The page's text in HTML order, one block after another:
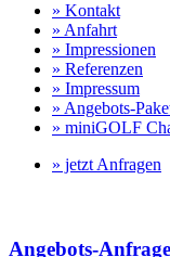
» Kontakt
» Anfahrt
» Impressionen
» Referenzen
» Impressum
» Angebots-
» miniGOLF
» jetzt Anfragen
Angebots-Anfrage